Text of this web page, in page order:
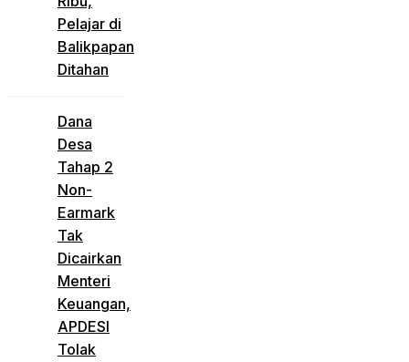
Pelajar di
Balikpapan
Ditahan
Dana
Desa
Tahap 2
Non-
Earmark
Tak
Dicairkan
Menteri
Keuangan,
APDESI
Tolak